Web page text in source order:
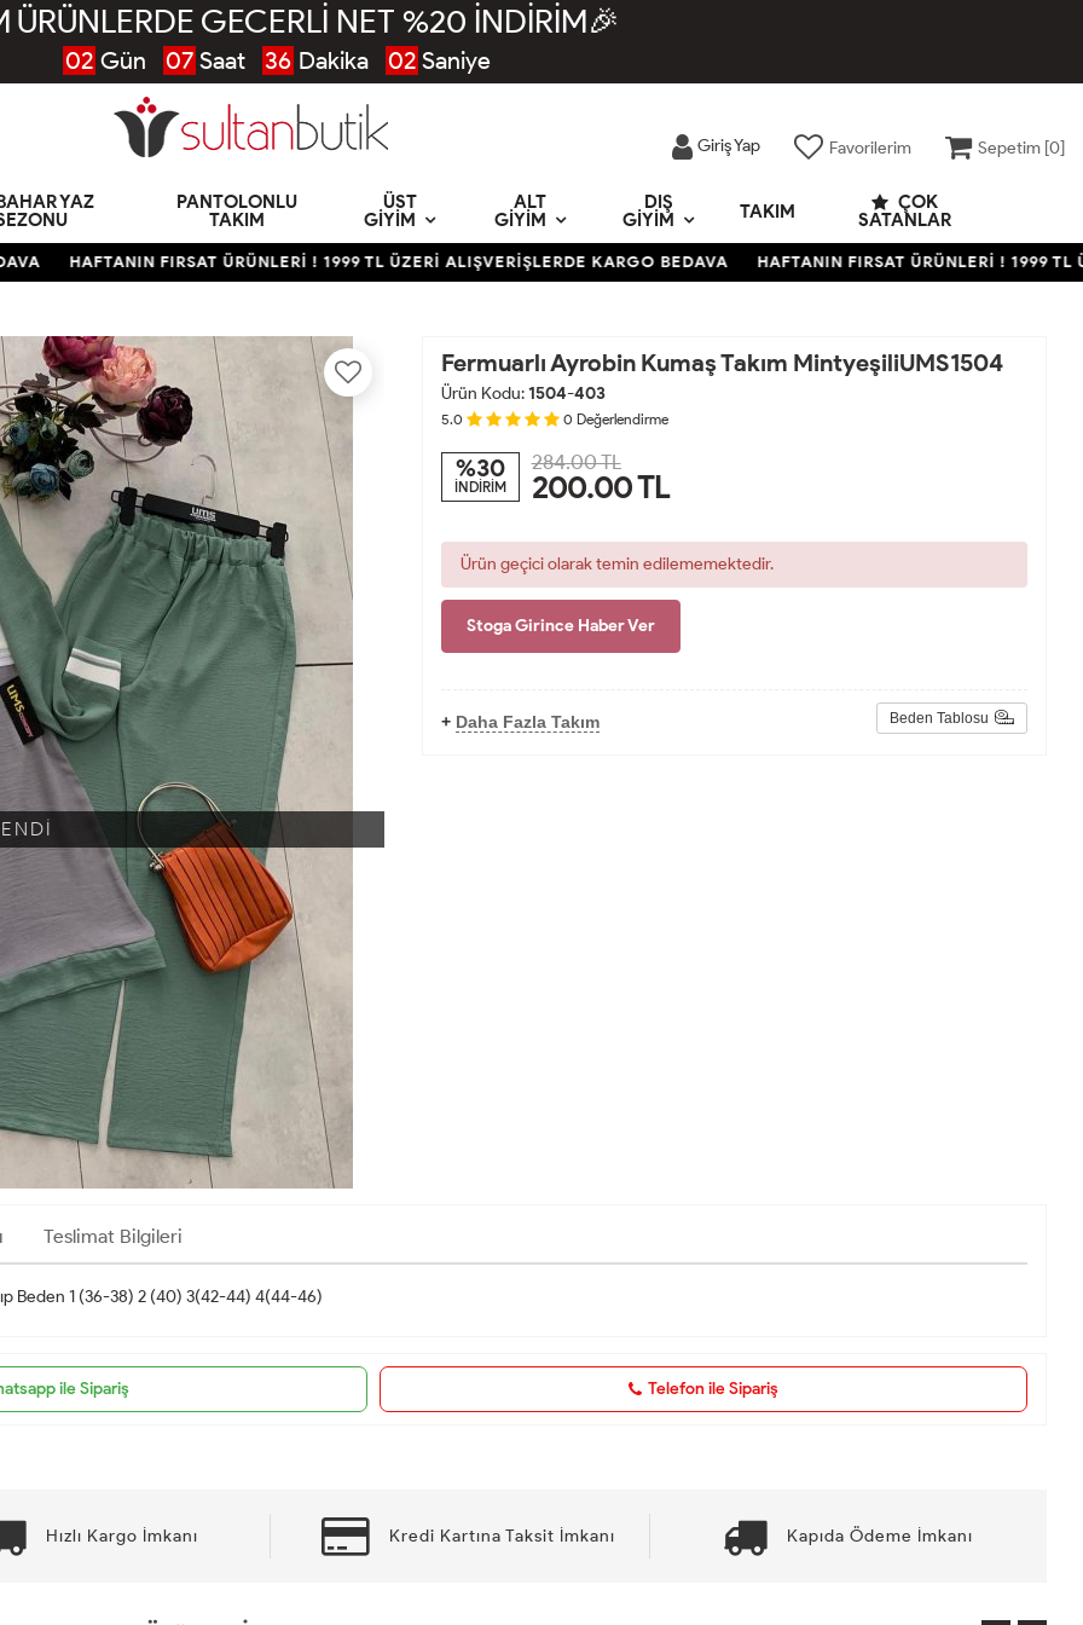
ÜRÜNLERDE GECERLİ NET %20 İNDİRİM🎉
02 Gün 07 Saat 36 Dakika 01 Saniye
Giriş Yap Favorilerim Sepetim [0]
YAZ
PANTOLONLU
TAKIM
ÜST
GIYIM
ALT
GIYIM
DIŞ
GIYIM
TAKIM
ÇOK
SATANLAR
HAFTANIN FIRSAT ÜRÜNLERİ ! 1999 TL ÜZERİ ALIŞVERİŞLERDE KARGO BEDAVA HAFTANIN FIRSAT ÜRÜNLERİ ! 1999 TL
Fermuarlı Ayrobin Kumaş Takım MintyeşiliUMS1504
Ürün Kodu:1504-403
5.0 0 Değerlendirme
%30
İNDİRİM
284.00 TL
200.00TL
Ürün geçici olarak temin edilememektedir.
Stoga Girince Haber Ver
+ Daha Fazla Takım Beden Tablosu
Teslimat Bilgileri
Beden 1 (36-38) 2 (40) 3(42-44) 4(44-46)
ile Sipariş Telefon ile Sipariş
Hızlı Kargo İmkanı Kredi Kartına Taksit İmkanı Kapıda Ödeme İmkanı